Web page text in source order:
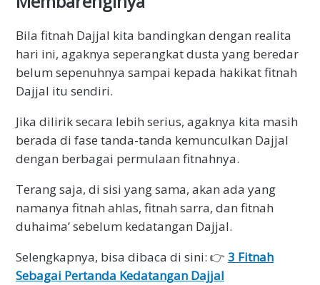
Bila fitnah Dajjal kita bandingkan dengan realita
hari ini, agaknya seperangkat dusta yang beredar
belum sepenuhnya sampai kepada hakikat fitnah
Dajjal itu sendiri.
Jika dilirik secara lebih serius, agaknya kita masih
berada di fase tanda-tanda kemunculkan Dajjal
dengan berbagai permulaan fitnahnya.
Terang saja, di sisi yang sama, akan ada yang
namanya fitnah ahlas, fitnah sarra, dan fitnah
duhaima’ sebelum kedatangan Dajjal.
Selengkapnya, bisa dibaca di sini: 👉 3 Fitnah
Sebagai Pertanda Kedatangan Dajjal